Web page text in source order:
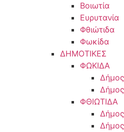
Βοιωτία
Ευρυτανία
Φθιώτιδα
Φωκίδα
ΔΗΜΟΤΙΚΕΣ
ΦΩΚΙΔΑ
ΦΘΙΩΤΙΔΑ